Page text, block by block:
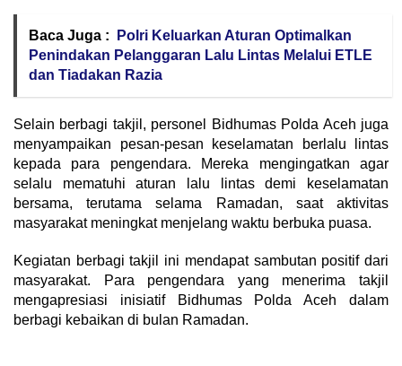
Baca Juga :
Polri Keluarkan Aturan Optimalkan
Penindakan Pelanggaran Lalu Lintas Melalui ETLE
dan Tiadakan Razia
Selain berbagi takjil, personel Bidhumas Polda Aceh juga
menyampaikan pesan-pesan keselamatan berlalu lintas
kepada para pengendara. Mereka mengingatkan agar
selalu mematuhi aturan lalu lintas demi keselamatan
bersama, terutama selama Ramadan, saat aktivitas
masyarakat meningkat menjelang waktu berbuka puasa.
Kegiatan berbagi takjil ini mendapat sambutan positif dari
masyarakat. Para pengendara yang menerima takjil
mengapresiasi inisiatif Bidhumas Polda Aceh dalam
berbagi kebaikan di bulan Ramadan.